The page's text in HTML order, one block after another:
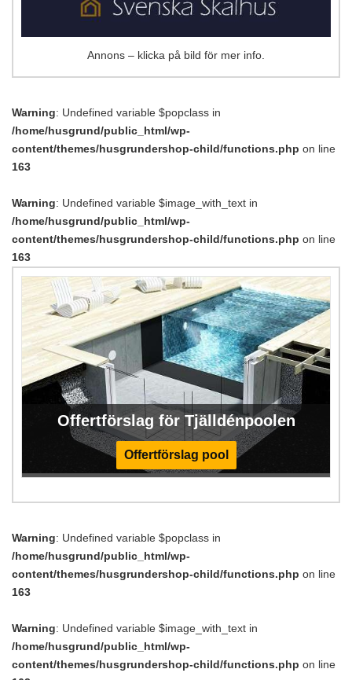
Annons – klicka på bild för mer info.
Warning: Undefined variable $popclass in
/home/husgrund/public_html/wp-
content/themes/husgrundershop-child/functions.php on line
163
Warning: Undefined variable $image_with_text in
/home/husgrund/public_html/wp-
content/themes/husgrundershop-child/functions.php on line
163
Offertförslag för Tjälldénpoolen
Offertförslag pool
Warning: Undefined variable $popclass in
/home/husgrund/public_html/wp-
content/themes/husgrundershop-child/functions.php on line
163
Warning: Undefined variable $image_with_text in
/home/husgrund/public_html/wp-
content/themes/husgrundershop-child/functions.php on line